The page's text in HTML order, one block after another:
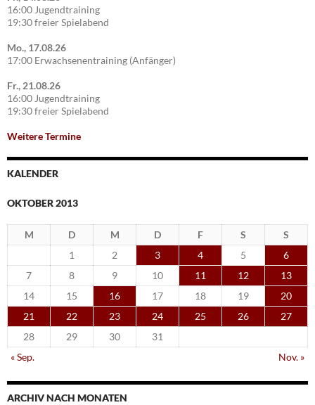
16:00 Jugendtraining
19:30 freier Spielabend
Mo., 17.08.26
17:00 Erwachsenentraining (Anfänger)
Fr., 21.08.26
16:00 Jugendtraining
19:30 freier Spielabend
Weitere Termine
KALENDER
OKTOBER 2013
M D M D F S
S
1
2 3 4 5
6
7
8 9 10 11 12
13
14
15 16 17 18 19
20
21
22 23 24 25 26
27
28
29 30
31
« Sep.
Nov. »
ARCHIV NACH MONATEN